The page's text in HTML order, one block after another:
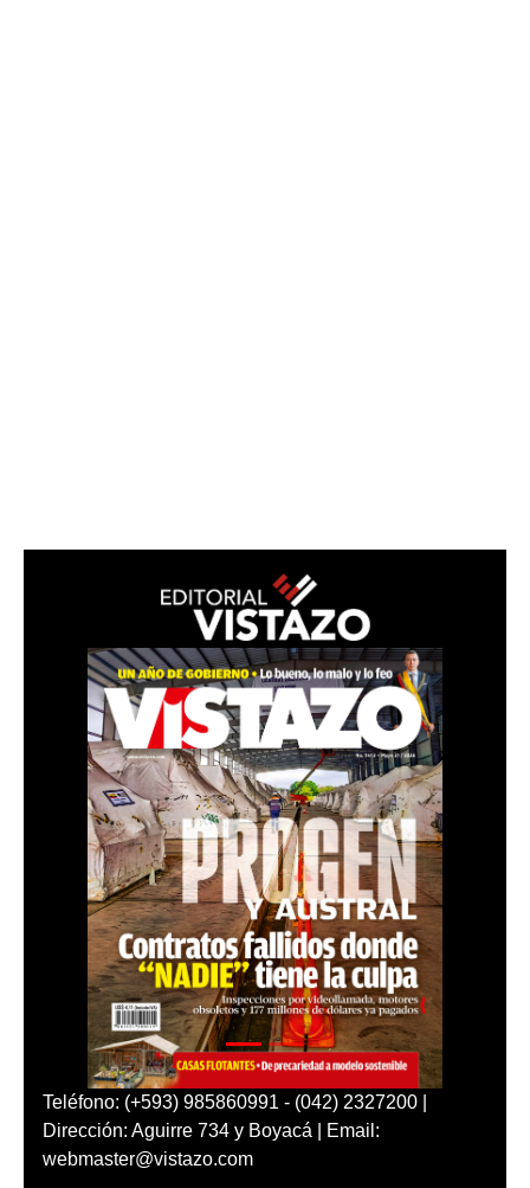
Teléfono: (+593) 985860991 - (042) 2327200 |
Dirección: Aguirre 734 y Boyacá | Email:
webmaster@vistazo.com